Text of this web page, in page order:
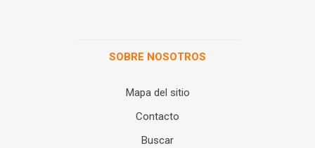
SOBRE NOSOTROS
Mapa del sitio
Contacto
Buscar